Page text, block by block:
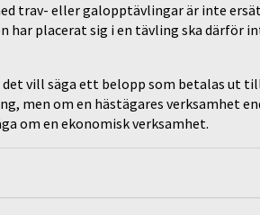
trav- eller galopptävlingar är inte
har placerat sig i en tävling ska därför
det vill säga ett belopp som betalas ut
men om en hästägares verksamhet
om en ekonomisk verksamhet.